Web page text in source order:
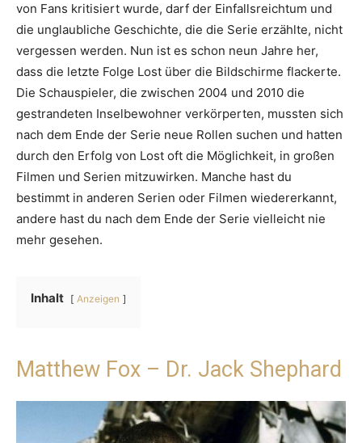
von Fans kritisiert wurde, darf der Einfallsreichtum und
die unglaubliche Geschichte, die die Serie erzählte, nicht
vergessen werden. Nun ist es schon neun Jahre her,
dass die letzte Folge Lost über die Bildschirme flackerte.
Die Schauspieler, die zwischen 2004 und 2010 die
gestrandeten Inselbewohner verkörperten, mussten sich
nach dem Ende der Serie neue Rollen suchen und hatten
durch den Erfolg von Lost oft die Möglichkeit, in großen
Filmen und Serien mitzuwirken. Manche hast du
bestimmt in anderen Serien oder Filmen wiedererkannt,
andere hast du nach dem Ende der Serie vielleicht nie
mehr gesehen.
Inhalt Anzeigen
Matthew Fox – Dr. Jack Shephard